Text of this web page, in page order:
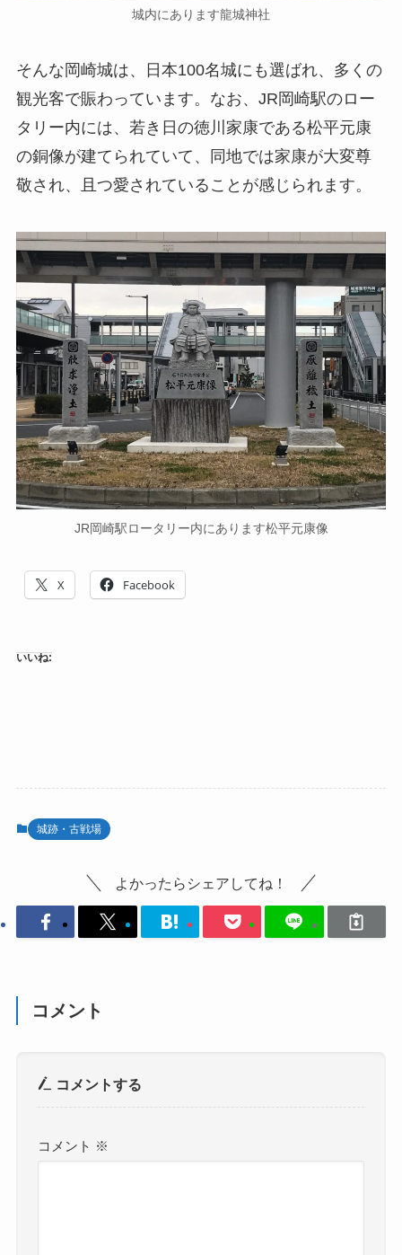
城内にあります龍城神社
そんな岡崎城は、日本100名城にも選ばれ、多くの
観光客で賑わっています。なお、JR岡崎駅のロー
タリー内には、若き日の徳川家康である松平元康
の銅像が建てられていて、同地では家康が大変尊
敬され、且つ愛されていることが感じられます。
JR岡崎駅ロータリー内にあります松平元康像
X Facebook
いいね:
城跡・古戦場
よかったらシェアしてね！
コメント
コメントする
コメント ※